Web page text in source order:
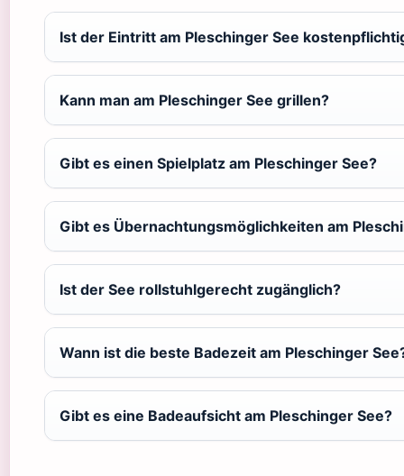
Ist der Eintritt am Pleschinger See
Kann man am Pleschinger See grillen?
Gibt es einen Spielplatz am Pleschinger See?
Gibt es Übernachtungsmöglichkeiten am
Ist der See rollstuhlgerecht zugänglich?
Wann ist die beste Badezeit am Pleschinger
Gibt es eine Badeaufsicht am Pleschinger See?